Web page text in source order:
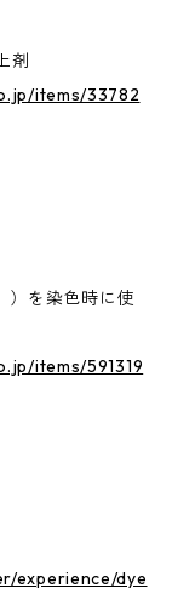
剤
items/33782
）を染色時に使
items/591319
experience/dye